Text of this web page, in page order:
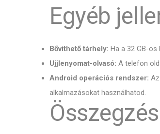
Egyéb
Bővíthető tárhely: Ha a 32 GB-
Ujjlenyomat-olvasó: A telefon
Android operációs rendszer:
alkalmazásokat használhatod.
Összegzés